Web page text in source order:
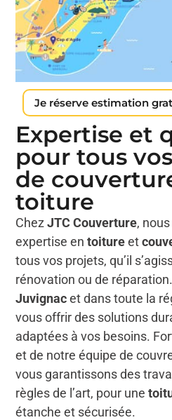
Expertise et
pour tous
de
toiture
ChezJTC Couverture,
expertise entoitureet
tous vos projets, qu’il
rénovation ou de
Juvignacet dans toute la
vous offrir des solutions
adaptées à vos besoins.
et de notre équipe de
vous garantissons des
règles de l’art, pour une
étanche et sécurisée.
Je réserve estimation